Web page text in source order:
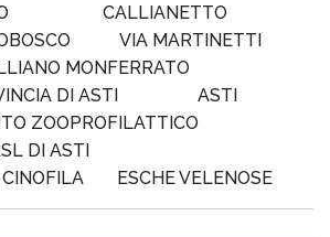
CALLIANETTO
VIA MARTINETTI
MONFERRATO
DI ASTI
ASTI
ZOOPROFILATTICO
DI ASTI
ESCHE VELENOSE